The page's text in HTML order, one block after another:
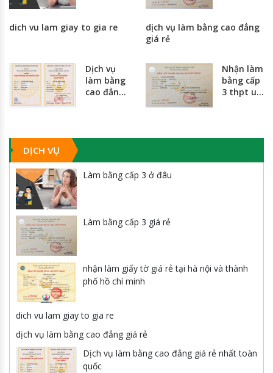
dich vu lam giay to gia re
dịch vụ làm bằng cao đẳng
giá rẻ
Dịch vụ
làm bằng
cao đẳng
quốc
Nhận làm
bằng cấp
3 thpt uy
DỊCH VỤ
Làm bằng cấp 3 ở đâu
Làm bằng cấp 3 giá rẻ
nhận làm giấy tờ giá rẻ tại hà nội và thành
phố hồ chí minh
dich vu lam giay to gia re
dịch vụ làm bằng cao đẳng giá rẻ
Dịch vụ làm bằng cao đẳng giá rẻ nhất toàn
quốc